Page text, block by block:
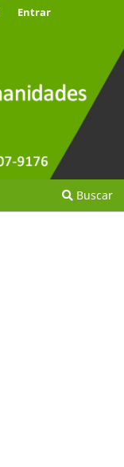
Buscar
Entrar